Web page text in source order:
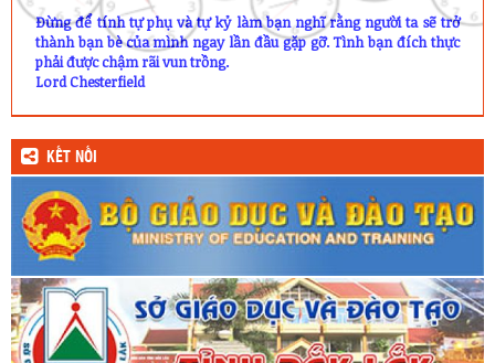
Ðừng để tính tự phụ và tự kỷ làm bạn nghĩ rằng người ta sẽ trở
thành bạn bè của mình ngay lần đầu gặp gỡ. Tình bạn đích thực
phải được chậm rãi vun trồng.
Lord Chesterfield
KẾT NỐI